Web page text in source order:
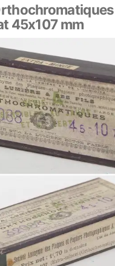
45x107 mm